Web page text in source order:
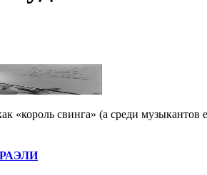
«король свинга» (а среди